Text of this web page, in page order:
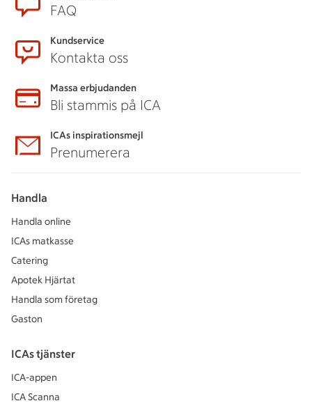
FAQ
Kundservice
Kontakta oss
Massa erbjudanden
Bli stammis på ICA
ICAs inspirationsmejl
Prenumerera
Handla
Handla online
ICAs matkasse
Catering
Apotek Hjärtat
Handla som företag
Gaston
ICAs tjänster
ICA-appen
ICA Scanna